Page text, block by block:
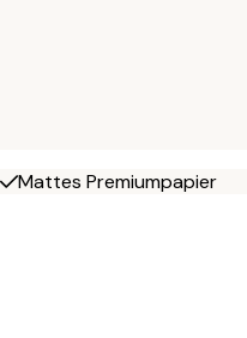
Mattes Premiumpapier